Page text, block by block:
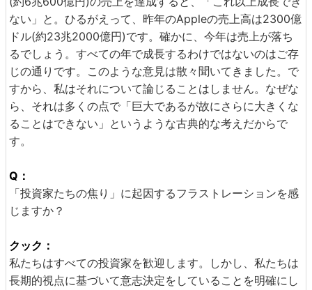
ない」と。ひるがえって、昨年のAppleの売上高は2300億
ドル(約23兆2000億円)です。確かに、今年は売上が落ち
るでしょう。すべての年で成長するわけではないのはご存
じの通りです。このような意見は散々聞いてきました。で
すから、私はそれについて論じることはしません。なぜな
ら、それは多くの点で「巨大であるが故にさらに大きくな
ることはできない」というような古典的な考えだからで
す。
Q：
「投資家たちの焦り」に起因するフラストレーションを感
じますか？
クック：
私たちはすべての投資家を歓迎します。しかし、私たちは
長期的視点に基づいて意志決定をしていることを明確にし